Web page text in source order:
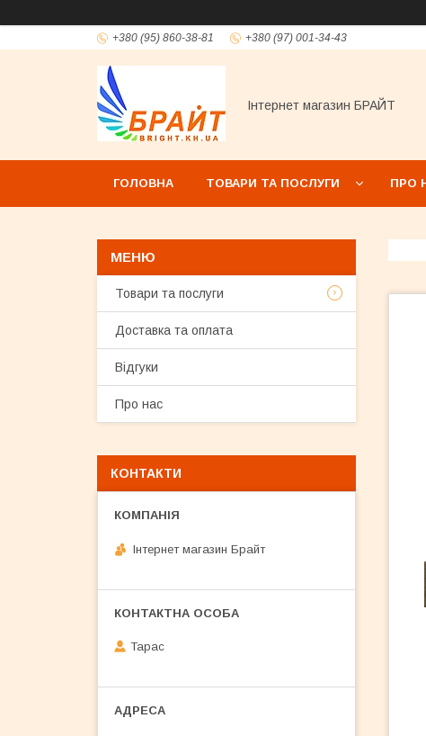
+380 (95) 860-38-81 +380 (97) 001-34-43
Інтернет магазин БРАЙТ
ГОЛОВНА ТОВАРИ ТА ПОСЛУГИ ПРО
Товари та послуги
Доставка та оплата
Відгуки
Про нас
КОНТАКТИ
Інтернет магазин Брайт
Тарас